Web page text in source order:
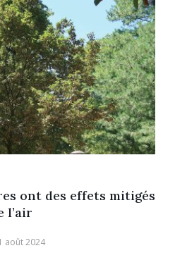
ont des effets mitigés
l’air
août 2024